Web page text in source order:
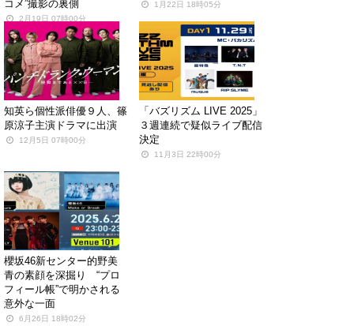
コメ”撮影の裏側
2月19日 07時00分
1月22日 18時05分
知英ら個性派俳優９人、篠
原涼子主演ドラマに出演
12月5日 07時00分
「バズリズム LIVE 2025」
３週連続で疑似ライブ配信
決定
11月3日 22時00分
櫻坂46新センター的野美
青の素顔を深掘り “プロ
フィール帳”で明かされる
意外な一面
6月26日 18時02分